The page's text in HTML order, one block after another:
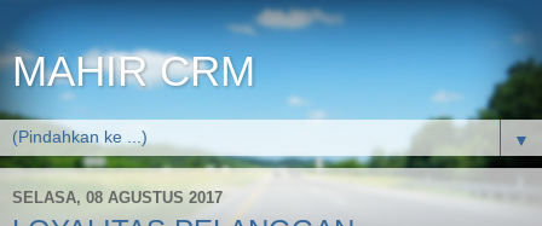
MAHIR CRM
▼
SELASA, 08 AGUSTUS 2017